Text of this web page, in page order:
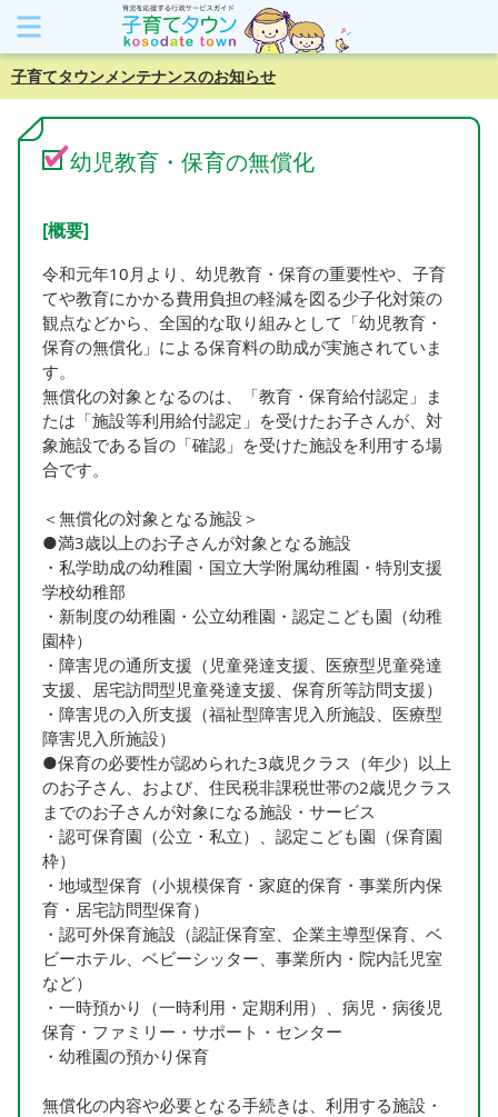
子育てタウンメンテナンスのお知らせ
幼児教育・保育の無償化
[概要]
令和元年10月より、幼児教育・保育の重要性や、子育
てや教育にかかる費用負担の軽減を図る少子化対策の
観点などから、全国的な取り組みとして「幼児教育・
保育の無償化」による保育料の助成が実施されていま
す。
無償化の対象となるのは、「教育・保育給付認定」ま
たは「施設等利用給付認定」を受けたお子さんが、対
象施設である旨の「確認」を受けた施設を利用する場
合です。
＜無償化の対象となる施設＞
●満3歳以上のお子さんが対象となる施設
・私学助成の幼稚園・国立大学附属幼稚園・特別支援
学校幼稚部
・新制度の幼稚園・公立幼稚園・認定こども園（幼稚
園枠）
・障害児の通所支援（児童発達支援、医療型児童発達
支援、居宅訪問型児童発達支援、保育所等訪問支援）
・障害児の入所支援（福祉型障害児入所施設、医療型
障害児入所施設）
●保育の必要性が認められた3歳児クラス（年少）以上
のお子さん、および、住⺠税⾮課税世帯の2歳児クラス
までのお子さんが対象になる施設・サービス
・認可保育園（公立・私立）、認定こども園（保育園
枠）
・地域型保育（小規模保育・家庭的保育・事業所内保
育・居宅訪問型保育）
・認可外保育施設（認証保育室、企業主導型保育、ベ
ビーホテル、ベビーシッター、事業所内・院内託児室
など）
・一時預かり（一時利用・定期利用）、病児・病後児
保育・ファミリー・サポート・センター
・幼稚園の預かり保育
無償化の内容や必要となる手続きは、利用する施設・